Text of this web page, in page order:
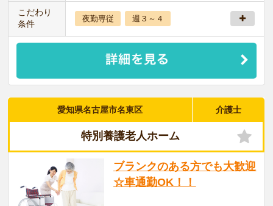
こだわり
条件
夜勤専従 週３～４
愛知県名古屋市名東区 介護士
特別養護老人ホーム
ブランクのある方でも大歓迎
☆車通勤OK！！